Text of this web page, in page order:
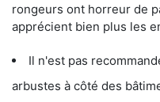
rongeurs ont horreur de
apprécient bien plus les
Il n'est pas
arbustes à côté des